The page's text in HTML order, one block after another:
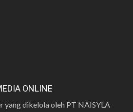
ONLINE
yang dikelola oleh PT NAISYLA